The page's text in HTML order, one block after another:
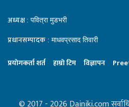
अध्यक्ष : पवित्रा मुडभरी
प्रधानसम्पादक : माधवप्रसाद तिवारी
प्रयाेगकर्ता शर्त हाम्राे टिम विज्ञापन
© 2017 - 2026 Dainiki.com